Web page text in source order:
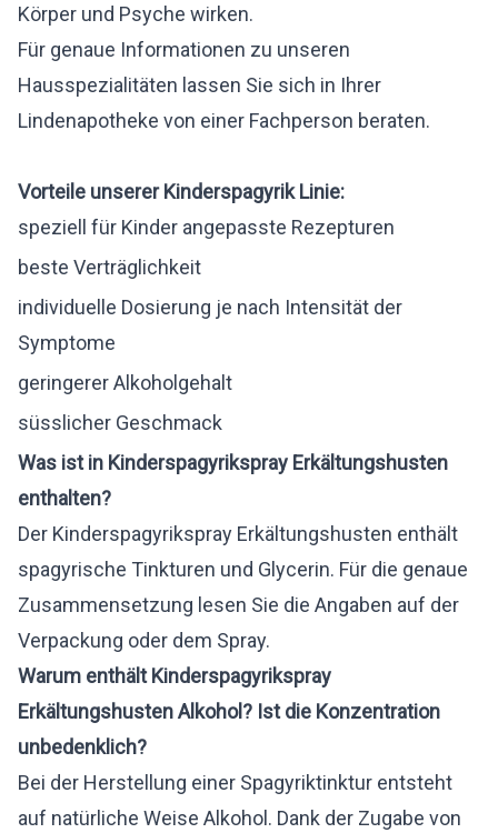
Körper und Psyche wirken.
Für genaue Informationen zu unseren
Hausspezialitäten lassen Sie sich in Ihrer
Lindenapotheke von einer Fachperson beraten.
Vorteile unserer Kinderspagyrik Linie:
speziell für Kinder angepasste Rezepturen
beste Verträglichkeit
individuelle Dosierung je nach Intensität der
Symptome
geringerer Alkoholgehalt
süsslicher Geschmack
Was ist in Kinderspagyrikspray Erkältungshusten
enthalten?
Der Kinderspagyrikspray Erkältungshusten enthält
spagyrische Tinkturen und Glycerin. Für die genaue
Zusammensetzung lesen Sie die Angaben auf der
Verpackung oder dem Spray.
Warum enthält Kinderspagyrikspray
Erkältungshusten Alkohol? Ist die Konzentration
unbedenklich?
Bei der Herstellung einer Spagyriktinktur entsteht
auf natürliche Weise Alkohol. Dank der Zugabe von